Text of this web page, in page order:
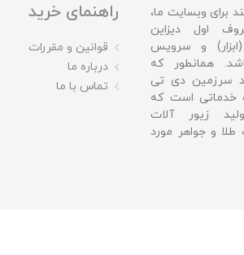
برای وبسایت ما،
اول دیزاین
و سرویس
همانطور که
سرزمین دی تی
خدماتی است که
زیور آلات
و جواهر مورد
راهنمای خرید
قوانین و مقررات
درباره ما
تماس با ما